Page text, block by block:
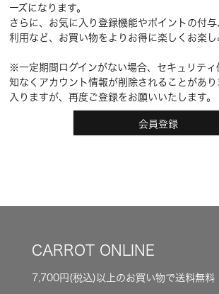
ーズになります。
さらに、お気に入り登録機能やポイントの付
利用など、お買い物をよりお得に楽しくお楽し
※一定期間ログインがない場合、セキュリティ
知なくアカウント情報が削除されることがあ
入りますが、再度ご登録をお願いいたします。
会員登録
CARROT ONLINE
7,700円(税込)以上のお買い物で送料無料